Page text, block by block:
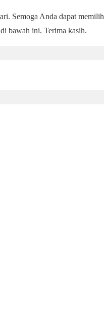
Semoga Anda dapat memilih
bawah ini. Terima kasih.